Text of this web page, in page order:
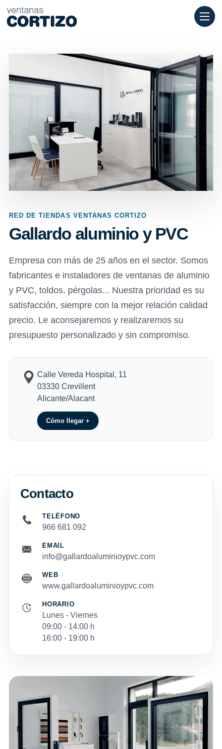
Ventanas Cortizo es una red especializada en ventanas de
Productos
Presupuesto
RED DE TIENDAS VENTANAS CORTIZO
Gallardo aluminio y PVC
Empresa con más de 25 años en el sector. Somos
fabricantes e instaladores de ventanas de aluminio
y PVC, toldos, pérgolas... Nuestra prioridad es su
satisfacción, siempre con la mejor relación calidad
precio. Le aconsejaremos y realizaremos su
presupuesto personalizado y sin compromiso.
Calle Vereda Hospital, 11
03330 Crevillent
Alicante/Alacant
Cómo llegar +
Contacto
TELÉFONO
966 681 092
EMAIL
info@gallardoaluminioypvc.com
WEB
www.gallardoaluminioypvc.com
HORARIO
Lunes - Viernes
09:00 - 14:00 h
16:00 - 19:00 h